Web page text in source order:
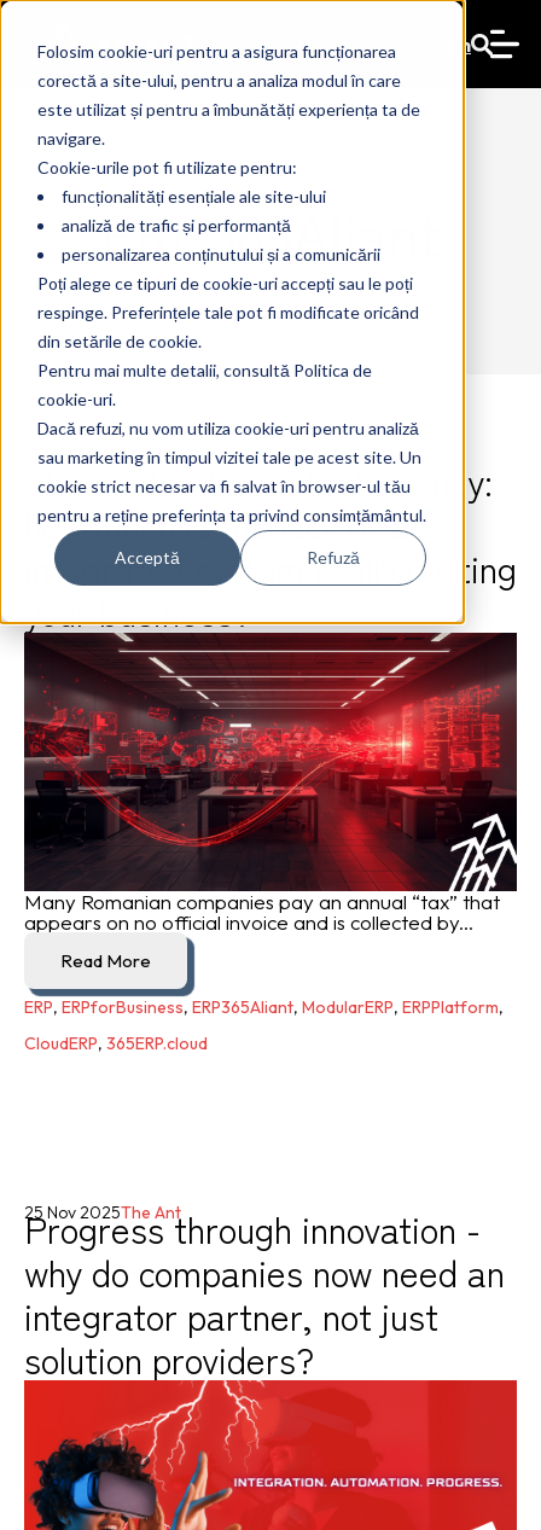
Folosim cookie-uri pentru a asigura funcționarea
corectă a site-ului, pentru a analiza modul în care
este utilizat și pentru a îmbunătăți experiența ta de
navigare.
Cookie-urile pot fi utilizate pentru:
funcționalități esențiale ale site-ului
analiză de trafic și performanță
personalizarea conținutului și a comunicării
Poți alege ce tipuri de cookie-uri accepți sau le poți
respinge. Preferințele tale pot fi modificate oricând
din setările de cookie.
Pentru mai multe detalii, consultă Politica de
cookie-uri.
Dacă refuzi, nu vom utiliza cookie-uri pentru analiză
sau marketing în timpul vizitei tale pe acest site. Un
cookie strict necesar va fi salvat în browser-ul tău
pentru a reține preferința ta privind consimțământul.
Acceptă Refuză
En
ERP365Aliant
The hidden tax of inefficiency:
how much is the lack of an
integrated system really costing
your business?
28 Apr 2026The Ant
Many Romanian companies pay an annual “tax” that
appears on no official invoice and is collected by...
Read More
ERP, ERPforBusiness, ERP365Aliant, ModularERP, ERPPlatform,
CloudERP, 365ERP.cloud
Progress through innovation -
why do companies now need an
integrator partner, not just
solution providers?
25 Nov 2025The Ant